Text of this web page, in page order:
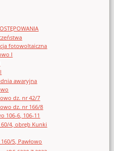
fotowoltaiczna
I
awaryjna
dz. nr 42/7
dz. nr 166/8
106-6, 106-11
4, obręb Kunki
5, Pawłowo